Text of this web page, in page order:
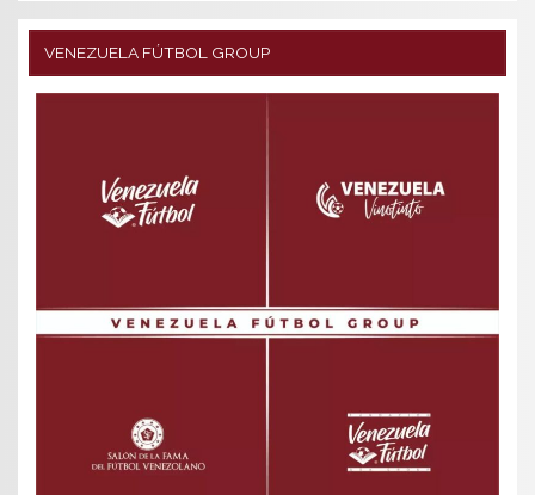
VENEZUELA FÚTBOL GROUP